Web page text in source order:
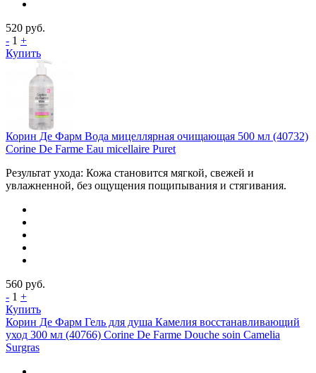
520 руб.
- 1 +
Купить
Корин Де Фарм Вода мицеллярная очищающая 500 мл (40732)
Corine De Farme Eau micellaire Puret
Результат ухода: Кожа становится мягкой, свежей и
увлажненной, без ощущения пощипывания и стягивания.
560 руб.
- 1 +
Купить
Корин Де Фарм Гель для душа Камелия восстанавливающий
уход 300 мл (40766) Corine De Farme Douche soin Camelia
Surgras